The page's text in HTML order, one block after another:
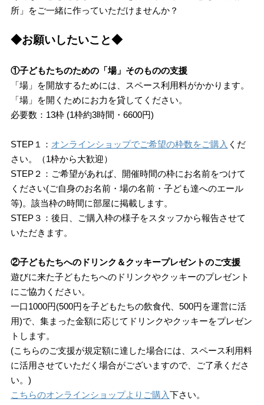
所」をご一緒に作っていただけませんか？
◆お願いしたいこと◆
①子どもたちのための「場」そのものの支援
「場」を開放するためには、スペース利用料がかかります。
「場」を開くためにお力を貸してください。
必要数：13枠 (1枠約3時間・6600円)
STEP１： オンラインショップでご希望の枠数をご購入 くだ
さい。（1枠から大歓迎）
STEP２：ご希望があれば、開催時間の枠にお名前をつけて
ください(ご自身のお名前・場の名前・子ども達へのエール
等)。該当枠の時間に部屋に掲載します。
STEP３：後日、ご購入枠の様子をスタッフから報告させて
いただきます。
②子どもたちへのドリンク＆クッキープレゼントのご支援
遊びに来た子どもたちへのドリンクやクッキーのプレゼント
にご協力ください。
一口1000円(500円を子どもたちの飲食代、500円を運営に活
用)で、集まった金額に応じてドリンクやクッキーをプレゼン
トします。
(こちらのご支援が規定額に達した場合には、スペース利用料
に活用させていただく場合がございますので、ご了承くださ
い。)
こちらのオンラインショップよりご購入下さい。